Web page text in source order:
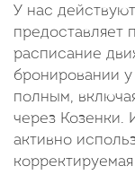
У нас
предоставляет
расписание
бронировании
полным,
через Козенки.
активно